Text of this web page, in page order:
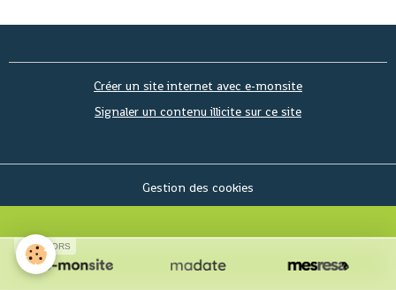
Créer un site internet avec e-monsite
Signaler un contenu illicite sur ce site
Gestion des cookies
SPONSORS